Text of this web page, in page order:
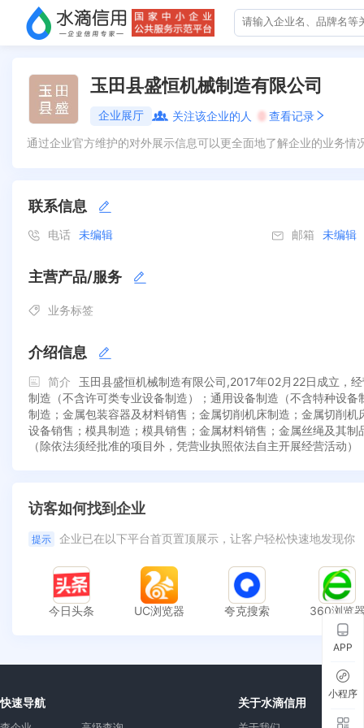
玉田县盛恒机械制造有限公司
企业展厅 关注该企业的人 0 查看记录
通过企业官方维护的对外展示信息可以更全面地了解企业的业务
联系信息
电话 未编辑 邮箱 未编辑
主营产品/服务
业务标签
介绍信息
简介
玉田县盛恒机械制造有限公司,2017年02月22日成立，
制造（不含许可类专业设备制造）；通用设备制造（不含特种设
制造；金属包装容器及材料销售；金属切削机床制造；金属切削
设备销售；模具制造；模具销售；金属材料销售；金属丝绳及其
（除依法须经批准的项目外，凭营业执照依法自主开展经营活动）
访客如何找到企业
提示 企业已在以下平台首页置顶展示，让客户轻松快速地发现你
今日头条 UC浏览器 夸克搜索 360浏览
快速导航 关于水滴信用
APP
小程序